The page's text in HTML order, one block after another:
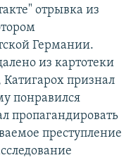
отрывка из
Германии.
из картотеки
признал
понравился
пропагандировать
преступление